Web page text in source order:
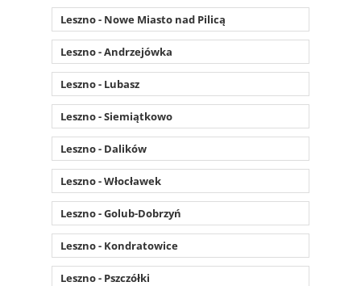
Leszno - Nowe Miasto nad Pilicą
Leszno - Andrzejówka
Leszno - Lubasz
Leszno - Siemiątkowo
Leszno - Dalików
Leszno - Włocławek
Leszno - Golub-Dobrzyń
Leszno - Kondratowice
Leszno - Pszczółki